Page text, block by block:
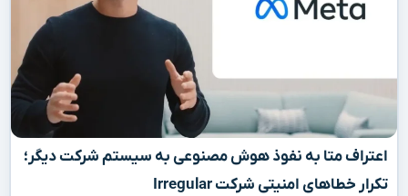
اعتراف متا به نفوذ هوش مصنوعی به سیستم شرکت دیگر؛
تکرار خطاهای امنیتی شرکت Irregular